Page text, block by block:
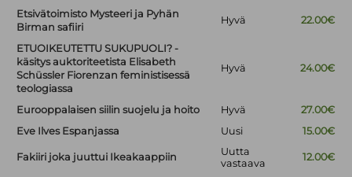
Etsivätoimisto Mysteeri ja Pyhän
Birman safiiri
Hyvä 22.00€
ETUOIKEUTETTU SUKUPUOLI? -
käsitys auktoriteetista Elisabeth
Schüssler Fiorenzan feministisessä
teologiassa
Hyvä 24.00€
Eurooppalaisen siilin suojelu ja hoito Hyvä
27.00€
Eve Ilves Espanjassa
Uusi 15.00€
Fakiiri joka juuttui Ikeakaappiin
Uutta
vastaava
12.00€